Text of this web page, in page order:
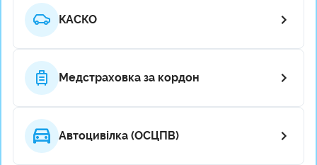
КАСКО
Медстраховка за кордон
Автоцивілка (ОСЦПВ)